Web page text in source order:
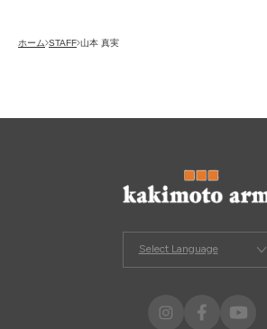
ホーム STAFF 山本 真実
RECRUITING
オンラインストア
Select Language